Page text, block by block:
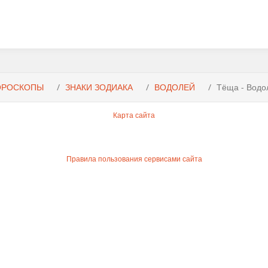
ЗНАКИ ЗОДИАКА ВОДОЛЕЙ Тёща -
Карта сайта
Правила пользования сервисами сайта